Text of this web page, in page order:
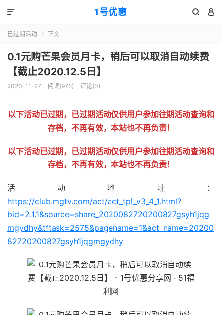
1号优惠  

已过期活动  正文
0.1元购芒果会员月卡，稍后可以取消自动续费
【截止2020.12.5日】
2020-11-27 阅读(975) 评论(0)
以下活动已过期，已过期活动仅供用户参加往期活动查询和
存档，不再有效，本站也不再负责！
以下活动已过期，已过期活动仅供用户参加往期活动查询和
存档，不再有效，本站也不再负责！
活动地址：
https://club.mgtv.com/act/act_tpl_v3_4_1.html?
bid=2.1.1&source=share_2020082720200827gsyh1jqg
mgydhy&tftask=2575&pagename=1&act_name=20200
82720200827gsyh1jqgmgydhy